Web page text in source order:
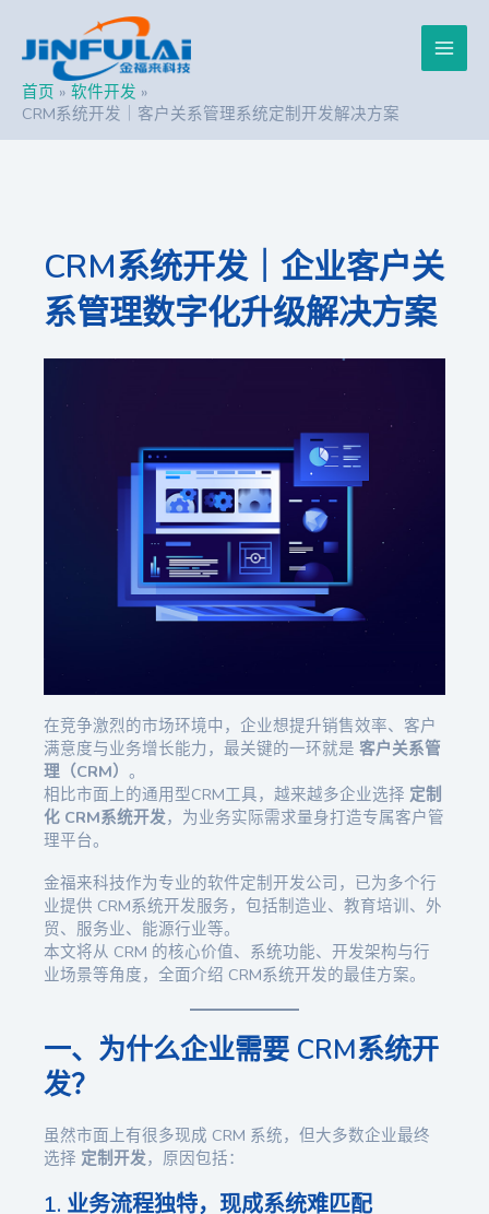
Main
首页
软件开发
CRM系统开发｜客户关系管理系统定制开发解决方案
CRM系统开发｜企业客户关
系管理数字化升级解决方案
在竞争激烈的市场环境中，企业想提升销售效率、客户
满意度与业务增长能力，最关键的一环就是 客户关系管
理（CRM） 。
相比市面上的通用型CRM工具，越来越多企业选择 定制
化 CRM系统开发，为业务实际需求量身打造专属客户管
理平台。
金福来科技作为专业的软件定制开发公司，已为多个行
业提供 CRM系统开发服务，包括制造业、教育培训、外
贸、服务业、能源行业等。
本文将从 CRM 的核心价值、系统功能、开发架构与行
业场景等角度，全面介绍 CRM系统开发的最佳方案。
一、为什么企业需要 CRM系统开
发？
虽然市面上有很多现成 CRM 系统，但大多数企业最终
选择 定制开发，原因包括：
1. 业务流程独特，现成系统难匹配
navigation